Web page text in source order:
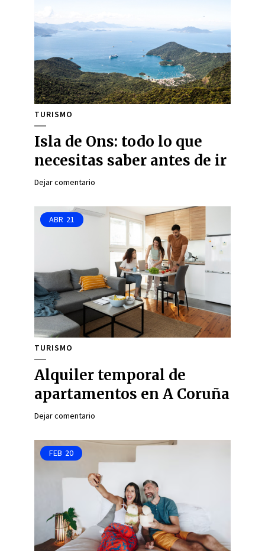
TURISMO
Isla de Ons: todo lo que
necesitas saber antes de ir
Dejar comentario
ABR 21
TURISMO
Alquiler temporal de
apartamentos en A Coruña
Dejar comentario
FEB 20